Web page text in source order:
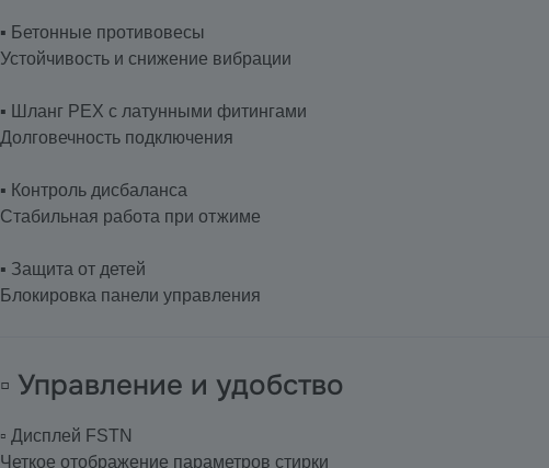
▪️ Бетонные противовесы
Устойчивость и снижение вибрации
▪️ Шланг PEX с латунными фитингами
Долговечность подключения
▪️ Контроль дисбаланса
Стабильная работа при отжиме
▪️ Защита от детей
Блокировка панели управления
▫️ Управление и удобство
▫️ Дисплей FSTN
Четкое отображение параметров стирки